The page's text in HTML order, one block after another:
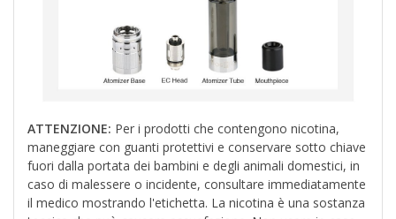
ATTENZIONE: Per i prodotti che contengono nicotina,
maneggiare con guanti protettivi e conservare sotto chiave
fuori dalla portata dei bambini e degli animali domestici, in
caso di malessere o incidente, consultare immediatamente
il medico mostrando l'etichetta. La nicotina è una sostanza